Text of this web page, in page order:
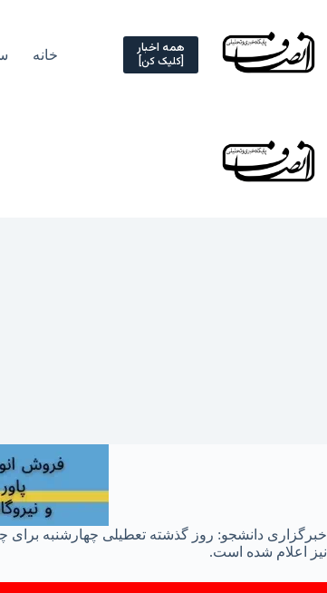
content
همه اخبار
[کلیک کن] خانه
خبرگزاری دانشجو: روز گذشته تعطیلی چهارشنبه برای
نیز اعلام شده است.